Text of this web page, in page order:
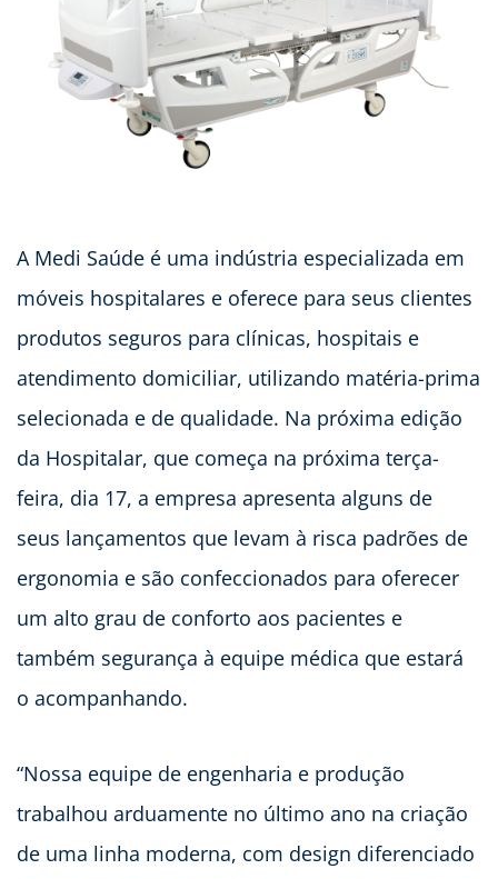
A Medi Saúde é uma indústria especializada em
móveis hospitalares e oferece para seus clientes
produtos seguros para clínicas, hospitais e
atendimento domiciliar, utilizando matéria-prima
selecionada e de qualidade. Na próxima edição
da Hospitalar, que começa na próxima terça-
feira, dia 17, a empresa apresenta alguns de
seus lançamentos que levam à risca padrões de
ergonomia e são confeccionados para oferecer
um alto grau de conforto aos pacientes e
também segurança à equipe médica que estará
o acompanhando.
“Nossa equipe de engenharia e produção
trabalhou arduamente no último ano na criação
de uma linha moderna, com design diferenciado